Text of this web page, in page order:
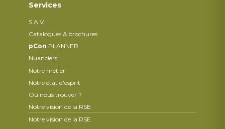
Services
S.A.V.
Catalogues & brochures
pCon PLANNER
Nuanciers
Notre métier
Notre état d'esprit
Où nous trouver ?
Notre vision de la RSE
Notre vision de la RSE